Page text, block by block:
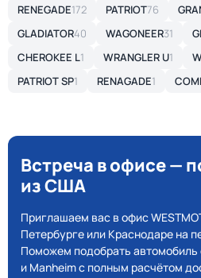
RENEGADE172 PATRIOT76
GLADIATOR40 WAGONEER31
CHEROKEE L1 WRANGLER U1
PATRIOT SP1 RENAGADE1
Встреча в офисе —
из США
Приглашаем вас в офис
Петербурге или Краснодаре на
Поможем подобрать автомобиль
и Manheim с полным расчётом